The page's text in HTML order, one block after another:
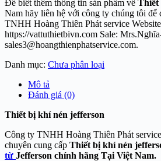
Để biết thêm thông tin sản phẩm về Thiết
Nam hãy liên hệ với công ty chúng tôi để
TNHH Hoàng Thiên Phát service
https://vattuthietbivn.com Sale:
sales3@hoangthienphatservice.com.
Danh mục: Chưa phân loại
Mô tả
Đánh giá (0)
Thiết bị khí nén jefferson
Công ty TNHH Hoàng Thiên Phát
chuyên cung cấp Thiết bị khí nén
từ Jefferson chính hãng Tại Việt Nam.